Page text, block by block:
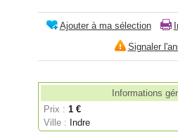
Ajouter à ma sélection
Signaler
Informations
Prix : 1 €
Ville : Indre